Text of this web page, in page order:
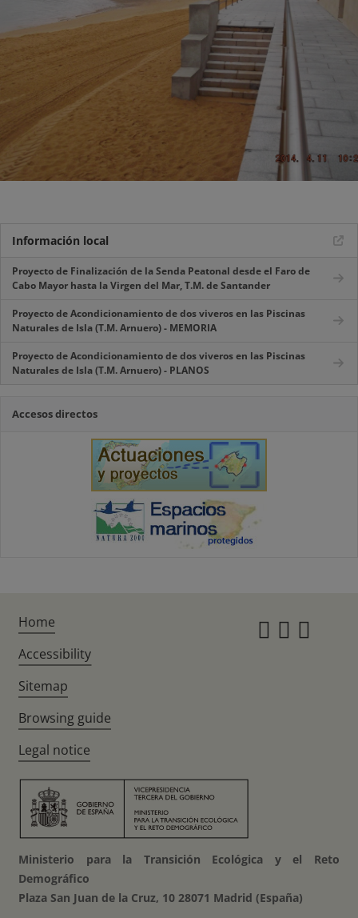
Información local
Proyecto de Finalización de la Senda Peatonal desde el Faro de
Cabo Mayor hasta la Virgen del Mar, T.M. de Santander
Proyecto de Acondicionamiento de dos viveros en las Piscinas
Naturales de Isla (T.M. Arnuero) - MEMORIA
Proyecto de Acondicionamiento de dos viveros en las Piscinas
Naturales de Isla (T.M. Arnuero) - PLANOS
Accesos directos
Home
Accessibility
Sitemap
Browsing guide
Legal notice
Ministerio para la Transición Ecológica y el Reto
Demográfico
Plaza San Juan de la Cruz, 10 28071 Madrid (España)